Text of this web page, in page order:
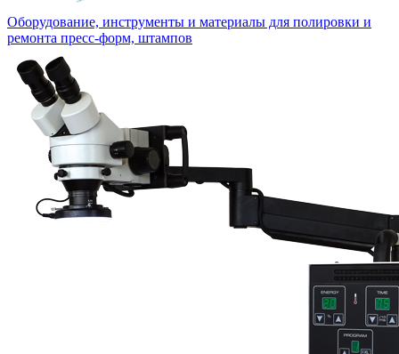
Оборудование, инструменты и материалы для полировки и
ремонта пресс-форм, штампов